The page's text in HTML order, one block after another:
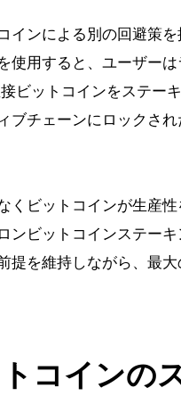
インによる別の回避策
使用すると、ユーザー
ビットコインをステー
ブチェーンにロックさ
くビットコインが生産
ンビットコインステー
提を維持しながら、最
コインの